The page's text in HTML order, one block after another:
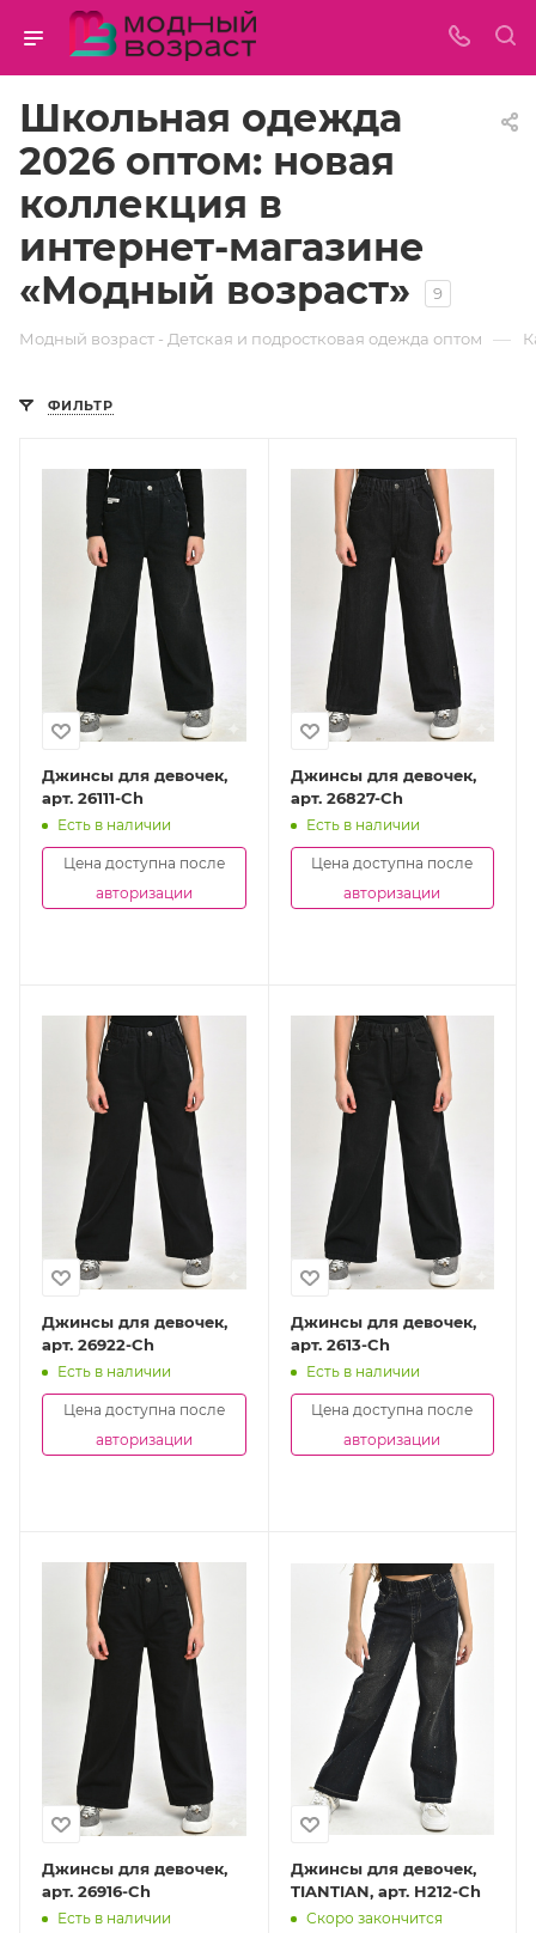
Школьная одежда
2026 оптом: новая
коллекция в
интернет-магазине
«Модный возраст»
9
Модный возраст - Детская и подростковая одежда оптом —
ФИЛЬТР
Джинсы для девочек,
арт. 26111-Ch
Есть в наличии
Цена доступна после
авторизации
Джинсы для девочек,
арт. 26827-Ch
Есть в наличии
Цена доступна после
авторизации
Джинсы для девочек,
арт. 26922-Ch
Есть в наличии
Цена доступна после
авторизации
Джинсы для девочек,
арт. 2613-Ch
Есть в наличии
Цена доступна после
авторизации
Джинсы для девочек,
арт. 26916-Ch
Есть в наличии
Джинсы для девочек,
TIANTIAN, арт. H212-Ch
Скоро закончится